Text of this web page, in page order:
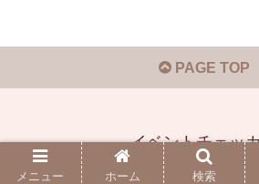
PAGE TOP
イベントチェッ
© 2019-2026 イベントチ
メニュー ホーム 検索